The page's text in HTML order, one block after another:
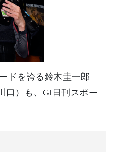
ドを誇る鈴木圭一郎
口）も、GI日刊スポー